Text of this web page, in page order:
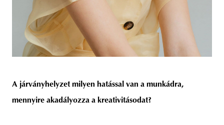
A járványhelyzet milyen hatással van a munkádra,
mennyire akadályozza a kreativitásodat?